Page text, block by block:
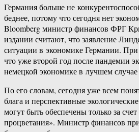
Германия больше не
беднее, потому что сегодня нет
Bloomberg министр финансов ФРГ
издании считают, что заявление
ситуации в экономике Германии. При
что уже второй год после пандемии
немецкой экономике в лучшем
По его словам, сегодня уже всем
блага и перспективные
могут быть обеспечены только за
процветания». Министр финансов